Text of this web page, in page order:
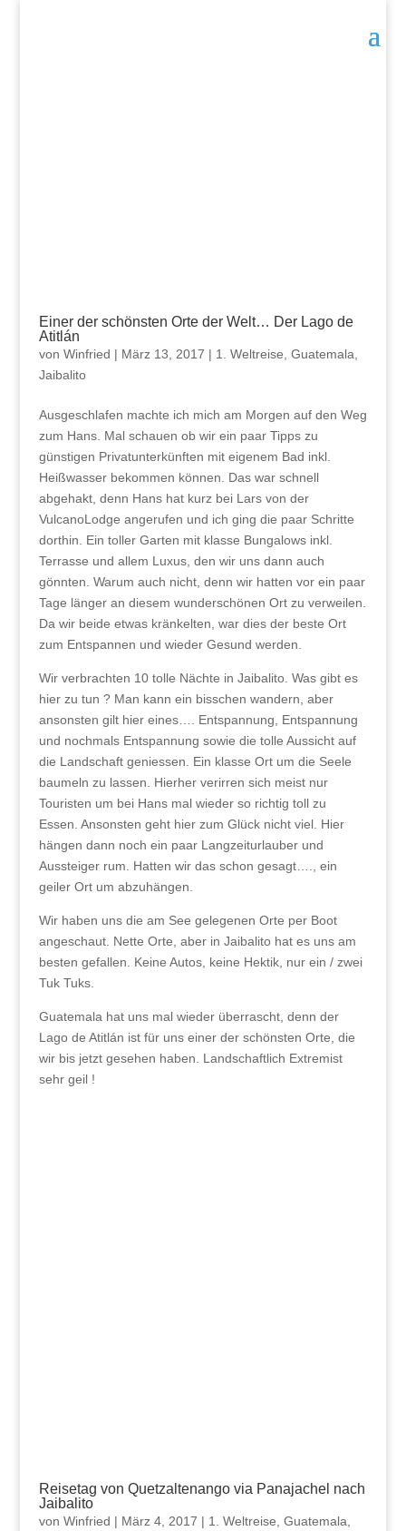
Einer der schönsten Orte der Welt… Der Lago de
Atitlán
von Winfried | März 13, 2017 | 1. Weltreise Guatemala
Jaibalito
Ausgeschlafen machte ich mich am Morgen auf den Weg
zum Hans. Mal schauen ob wir ein paar Tipps zu
günstigen Privatunterkünften mit eigenem Bad inkl.
Heißwasser bekommen können. Das war schnell
abgehakt, denn Hans hat kurz bei Lars von der
VulcanoLodge angerufen und ich ging die paar Schritte
dorthin. Ein toller Garten mit klasse Bungalows inkl.
Terrasse und allem Luxus, den wir uns dann auch
gönnten. Warum auch nicht, denn wir hatten vor ein paar
Tage länger an diesem wunderschönen Ort zu verweilen.
Da wir beide etwas kränkelten, war dies der beste Ort
zum Entspannen und wieder Gesund werden.
Wir verbrachten 10 tolle Nächte in Jaibalito. Was gibt es
hier zu tun ? Man kann ein bisschen wandern, aber
ansonsten gilt hier eines…. Entspannung, Entspannung
und nochmals Entspannung sowie die tolle Aussicht auf
die Landschaft geniessen. Ein klasse Ort um die Seele
baumeln zu lassen. Hierher verirren sich meist nur
Touristen um bei Hans mal wieder so richtig toll zu
Essen. Ansonsten geht hier zum Glück nicht viel. Hier
hängen dann noch ein paar Langzeiturlauber und
Aussteiger rum. Hatten wir das schon gesagt…., ein
geiler Ort um abzuhängen.
Wir haben uns die am See gelegenen Orte per Boot
angeschaut. Nette Orte, aber in Jaibalito hat es uns am
besten gefallen. Keine Autos, keine Hektik, nur ein / zwei
Tuk Tuks.
Guatemala hat uns mal wieder überrascht, denn der
Lago de Atitlán ist für uns einer der schönsten Orte, die
wir bis jetzt gesehen haben. Landschaftlich Extremist
sehr geil !
Reisetag von Quetzaltenango via Panajachel nach
Jaibalito
von Winfried | März 4, 2017 | 1. Weltreise Guatemala